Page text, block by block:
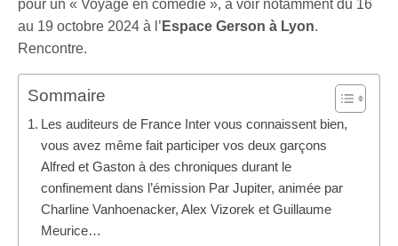
pour un « Voyage en comédie », à voir notamment du 16
au 19 octobre 2024 à l’ Espace Gerson à Lyon.
Rencontre.
Sommaire
Les auditeurs de France Inter vous connaissent bien,
vous avez même fait participer vos deux garçons
Alfred et Gaston à des chroniques durant le
confinement dans l’émission Par Jupiter, animée par
Charline Vanhoenacker, Alex Vizorek et Guillaume
Meurice…